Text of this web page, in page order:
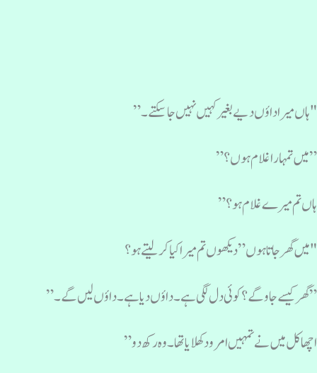
"ہاں میرا داؤں دیے بغیر کہیں نہیں جا سکتے۔”
” میں تمہارا غلام ہوں ؟”
ہاں تم میرے غلام ہو؟”
"میں گھر جاتا ہوں” دیکھوں تم میرا کیا کر لیتے ہو ؟
” گھر کیسے جاوگے ؟کوئی دل لگی ہے۔ داؤں دیا ہے ۔داؤں لیں گے ۔”
اچھا کل میں نے تمہیں امرود کھلایا تھا ۔ وہ رکھ دو”